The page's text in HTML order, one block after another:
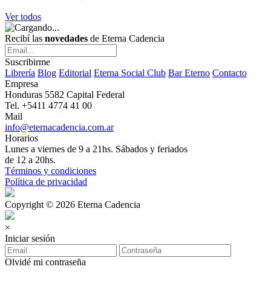
Ver todos
Recibí las novedades de Eterna Cadencia
Suscribirme
Librería Blog Editorial Eterna Social Club Bar Eterno Contacto
Empresa
Honduras 5582 Capital Federal
Tel. +5411 4774 41 00
Mail
info@eternacadencia.com.ar
Horarios
Lunes a viernes de 9 a 21hs. Sábados y feriados
de 12 a 20hs.
Términos y condiciones
Política de privacidad
Copyright © 2026 Eterna Cadencia
×
Iniciar sesión
Olvidé mi contraseña